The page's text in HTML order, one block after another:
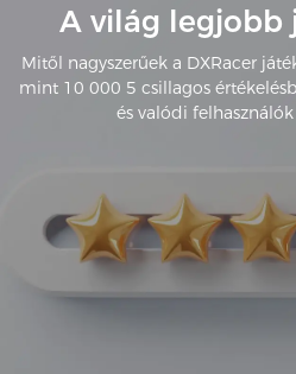
A világ legjobb
Mitől nagyszerűek a DXRacer
mint 10 000 5 csillagos
és valódi